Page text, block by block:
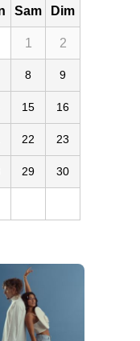
Sam Dim
1 2
8 9
15 16
22 23
29 30